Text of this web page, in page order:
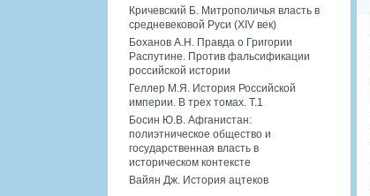
Кричевский Б. Митрополичья власть в
средневековой Руси (XIV век)
Боханов А.Н. Правда о Григории
Распутине. Против фальсификации
российской истории
Геллер М.Я. История Российской
империи. В трех томах. Т.1
Босин Ю.В. Афганистан:
полиэтническое общество и
государственная власть в
историческом контексте
Вайян Дж. История ацтеков